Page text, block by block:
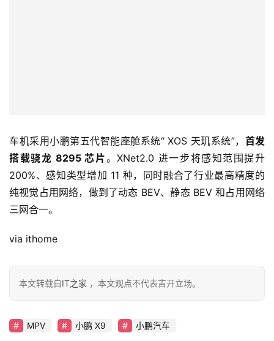
专
栏
开
a
车机采用小鹏第五代智能座舱系统“ XOS 天玑系统”， 首发
搭载骁龙 8295 芯片。XNet2.0 进一步将感知范围提升
200%、感知类型增加 11 种，同时融合了行业最高精度的
纯视觉占用网络，做到了动态 BEV、静态 BEV 和占用网络
三网合一。
via ithome
本文转载自IT之家 ，本文观点不代表吉开立场。
MPV 小鹏 X9 小鹏汽车